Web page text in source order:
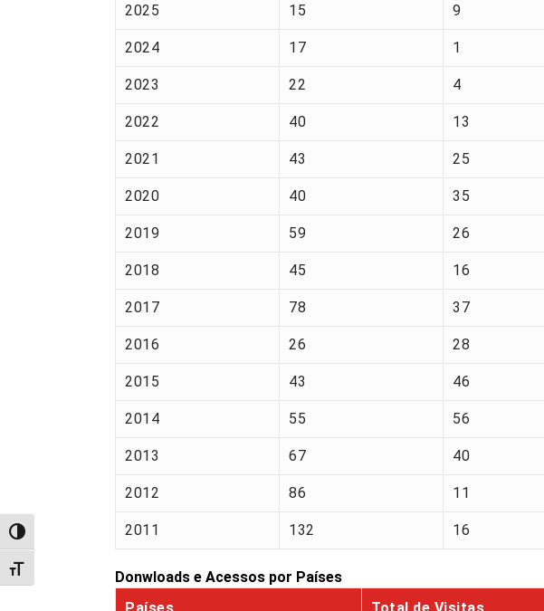
Alternar alto contraste
Alternar tamanho da fonte
2025 15 9
2024 17 1
2023 22 4
2022 40 13
2021 43 25
2020 40 35
2019 59 26
2018 45 16
2017 78 37
2016 26 28
2015 43 46
2014 55 56
2013 67 40
2012 86 11
2011 132 16
Donwloads e Acessos por Países